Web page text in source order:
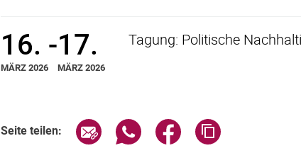
16.
MÄRZ 2026
-17.
MÄRZ 2026
Tagung: Politische
Seite teilen: Seite über E-Mail teilen
Seite über WhatsApp teilen
Seite über Facebook